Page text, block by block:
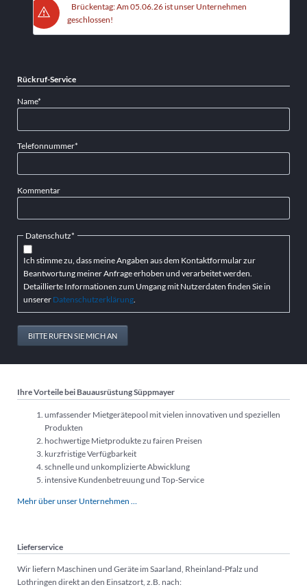
Brückentag: Am 05.06.26 ist unser Unternehmen
geschlossen!
Rückruf-Service
Pflichtfeld
Name*
Pflichtfeld
Telefonnummer*
Kommentar
Pflichtfeld
Datenschutz*
Ich stimme zu, dass meine Angaben aus dem Kontaktformular zur
Beantwortung meiner Anfrage erhoben und verarbeitet werden.
Detaillierte Informationen zum Umgang mit Nutzerdaten finden Sie in
unserer Datenschutzerklärung.
BITTE RUFEN SIE MICH AN
Ihre Vorteile bei Bauausrüstung Süppmayer
umfassender Mietgerätepool mit vielen innovativen und speziellen
Produkten
hochwertige Mietprodukte zu fairen Preisen
kurzfristige Verfügbarkeit
schnelle und unkomplizierte Abwicklung
intensive Kundenbetreuung und Top-Service
Mehr über unser Unternehmen …
Lieferservice
Wir liefern Maschinen und Geräte im Saarland, Rheinland-Pfalz und
Lothringen direkt an den Einsatzort, z.B. nach: